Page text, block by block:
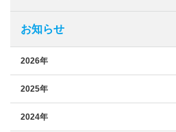
お知らせ
2026年
2025年
2024年